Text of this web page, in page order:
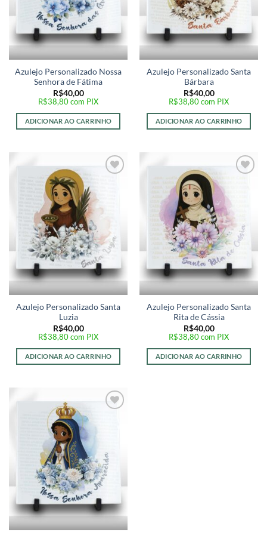
Azulejo Personalizado Nossa
Senhora de Fátima
R$40,00
R$38,80com PIX
ADICIONAR AO CARRINHO
Azulejo Personalizado Santa
Bárbara
R$40,00
R$38,80com PIX
ADICIONAR AO CARRINHO
desejos
Azulejo Personalizado Santa
Luzia
R$40,00
R$38,80com PIX
ADICIONAR AO CARRINHO
desejos
Azulejo Personalizado Santa
Rita de Cássia
R$40,00
R$38,80com PIX
ADICIONAR AO CARRINHO
a lista de